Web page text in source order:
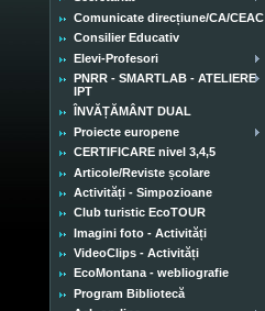
Comunicate direcțiune/CA/CEAC
Consilier Educativ
Elevi-Profesori
PNRR - SMARTLAB - ATELIERE
IPT
ÎNVĂȚĂMÂNT DUAL
Proiecte europene
CERTIFICARE nivel 3,4,5
Articole/Reviste școlare
Activități - Simpozioane
Club turistic EcoTOUR
Imagini foto - Activități
VideoClips - Activități
EcoMontana - webliografie
Program Bibliotecă